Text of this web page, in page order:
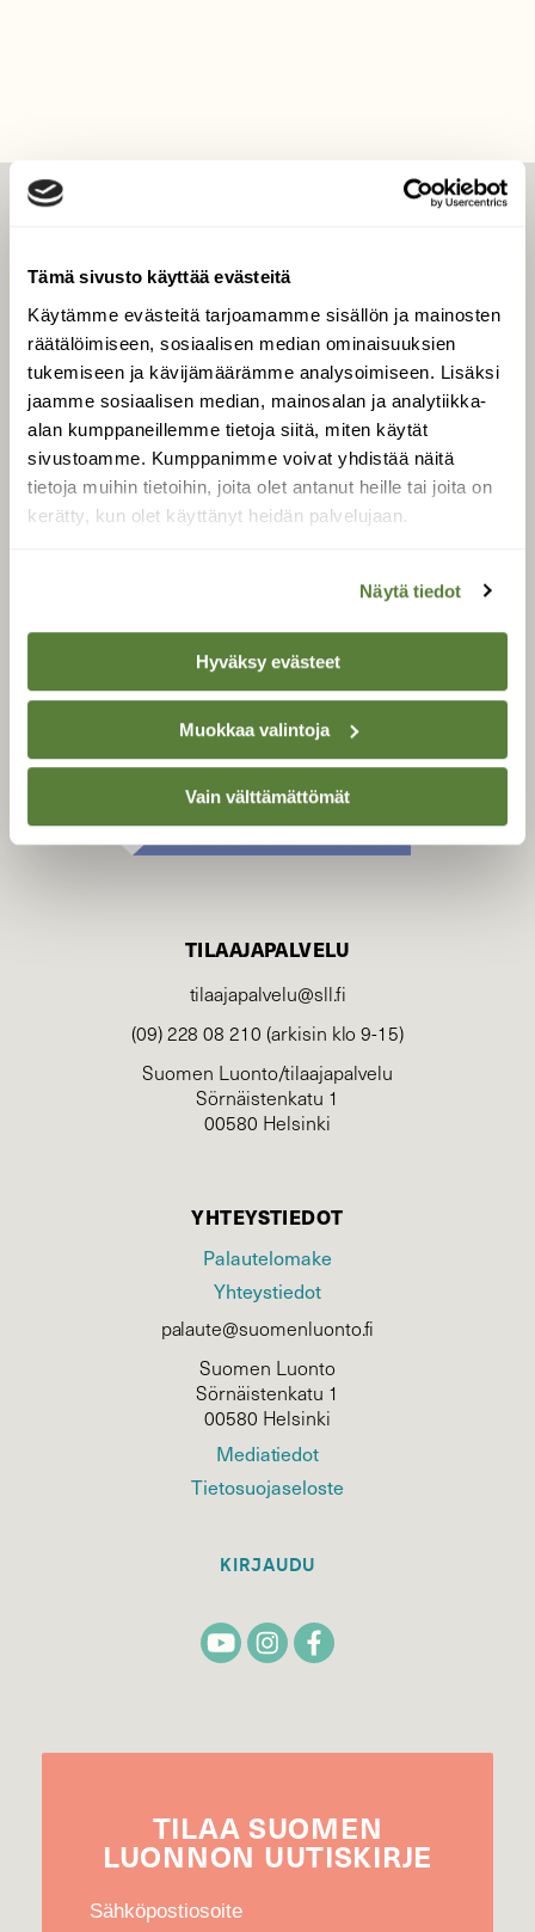
Tämä sivusto käyttää evästeitä
Käytämme evästeitä tarjoamamme sisällön ja mainosten
räätälöimiseen, sosiaalisen median ominaisuuksien
tukemiseen ja kävijämäärämme analysoimiseen. Lisäksi
jaamme sosiaalisen median, mainosalan ja analytiikka-
alan kumppaneillemme tietoja siitä, miten käytät
sivustoamme. Kumppanimme voivat yhdistää näitä
tietoja muihin tietoihin, joita olet antanut heille tai joita on
kerätty, kun olet käyttänyt heidän palvelujaan.
Näytä tiedot
Hyväksy evästeet
Muokkaa valintoja
Vain välttämättömät
Uusin lehti
Tilaa Suomen Luonto
Tilaa digilukuoikeus
Äänestä parasta juttua
Tilaa uutiskirje
SUOMEN LUONNON­
Suomen Luonto -lehden
kustantaja onSuomen
luonnonsuojelu­liitto.
TILAAJAPALVELU
tilaajapalvelu@sll.fi
(09) 228 08 210 (arkisin klo 9-15)
Suomen Luonto/tilaajapalvelu
Sörnäistenkatu 1
00580 Helsinki
YHTEYSTIEDOT
Palautelomake
Yhteystiedot
palaute@suomenluonto.fi
Suomen Luonto
Sörnäistenkatu 1
00580 Helsinki
Mediatiedot
Tietosuojaseloste
KIRJAUDU
TILAA SUOMEN
LUONNON UUTIS­KIRJE
Sähköpostiosoite